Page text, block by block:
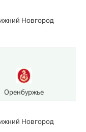
Новгород
Оренбуржье
Новгород